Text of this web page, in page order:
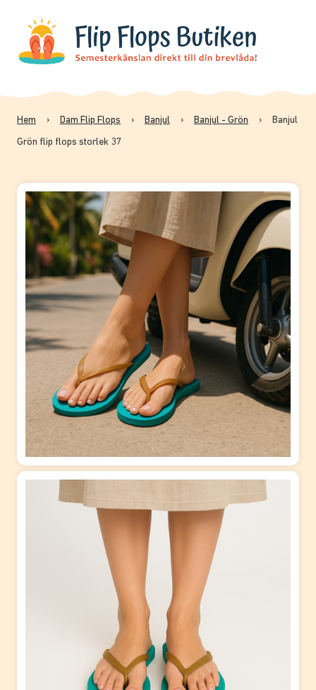
Hem › Dam Flip Flops › Banjul › Banjul - Grön › Banjul
Grön flip flops storlek 37